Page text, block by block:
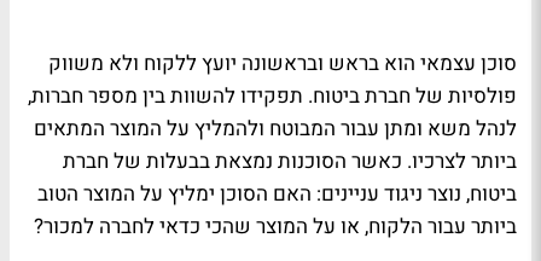
סוכן עצמאי הוא בראש ובראשונה יועץ ללקוח ולא משווק
פולסיות של חברת ביטוח. תפקידו להשוות בין מספר חברות,
לנהל משא ומתן עבור המבוטח ולהמליץ על המוצר המתאים
ביותר לצרכיו. כאשר הסוכנות נמצאת בבעלות של חברת
ביטוח, נוצר ניגוד עניינים: האם הסוכן ימליץ על המוצר הטוב
ביותר עבור הלקוח, או על המוצר שהכי כדאי לחברה למכור?